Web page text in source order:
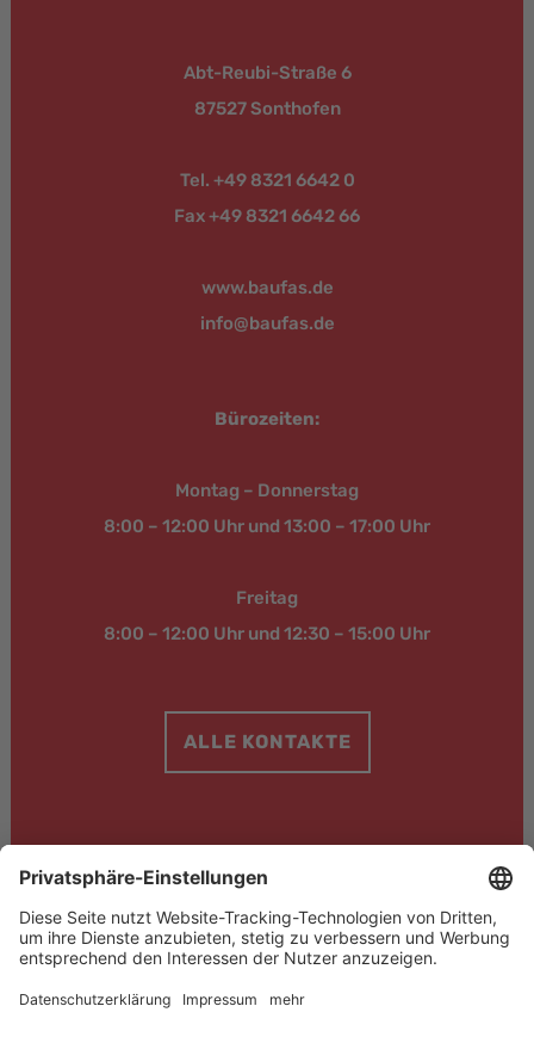
Abt-Reubi-Straße 6
87527 Sonthofen
Tel. +49 8321 6642 0
Fax +49 8321 6642 66
www.baufas.de
info@baufas.de
Bürozeiten:
Montag – Donnerstag
8:00 – 12:00 Uhr und 13:00 – 17:00 Uhr
Freitag
8:00 – 12:00 Uhr und 12:30 – 15:00 Uhr
ALLE KONTAKTE
© 2024 BAUFAS Faserprodukte für den Bau GmbH & Co. KG